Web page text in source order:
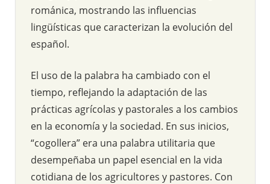
románica, mostrando las influencias
lingüísticas que caracterizan la evolución del
español.
El uso de la palabra ha cambiado con el
tiempo, reflejando la adaptación de las
prácticas agrícolas y pastorales a los cambios
en la economía y la sociedad. En sus inicios,
“cogollera” era una palabra utilitaria que
desempeñaba un papel esencial en la vida
cotidiana de los agricultores y pastores. Con